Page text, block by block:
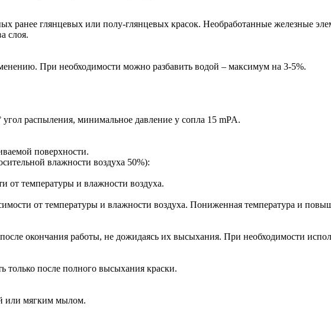
ранее глянцевых или полу-глянцевых красок. Необработанные железные
слоя.
При необходимости можно разбавить водой – максимум на 3-5%.
распыления, минимальное давление у сопла 15 mPA.
поверхности.
влажности воздуха 50%):
от температуры и влажности воздуха.
от температуры и влажности воздуха. Пониженная температура и
окончания работы, не дожидаясь их высыхания. При необходимости
после полного высыхания краски.
или мягким мылом.